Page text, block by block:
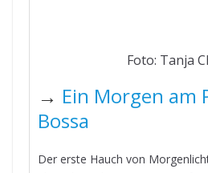
Foto: Tanja
→ Ein Morgen am
Bossa
Der erste Hauch von